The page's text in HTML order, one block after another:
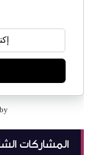
المشاركات